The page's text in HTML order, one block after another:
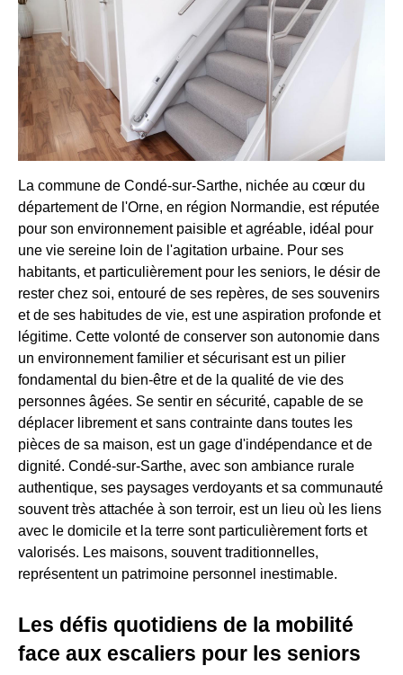
La commune de Condé-sur-Sarthe, nichée au cœur du
département de l'Orne, en région Normandie, est réputée
pour son environnement paisible et agréable, idéal pour
une vie sereine loin de l'agitation urbaine. Pour ses
habitants, et particulièrement pour les seniors, le désir de
rester chez soi, entouré de ses repères, de ses souvenirs
et de ses habitudes de vie, est une aspiration profonde et
légitime. Cette volonté de conserver son autonomie dans
un environnement familier et sécurisant est un pilier
fondamental du bien-être et de la qualité de vie des
personnes âgées. Se sentir en sécurité, capable de se
déplacer librement et sans contrainte dans toutes les
pièces de sa maison, est un gage d'indépendance et de
dignité. Condé-sur-Sarthe, avec son ambiance rurale
authentique, ses paysages verdoyants et sa communauté
souvent très attachée à son terroir, est un lieu où les liens
avec le domicile et la terre sont particulièrement forts et
valorisés. Les maisons, souvent traditionnelles,
représentent un patrimoine personnel inestimable.
Les défis quotidiens de la mobilité
face aux escaliers pour les seniors